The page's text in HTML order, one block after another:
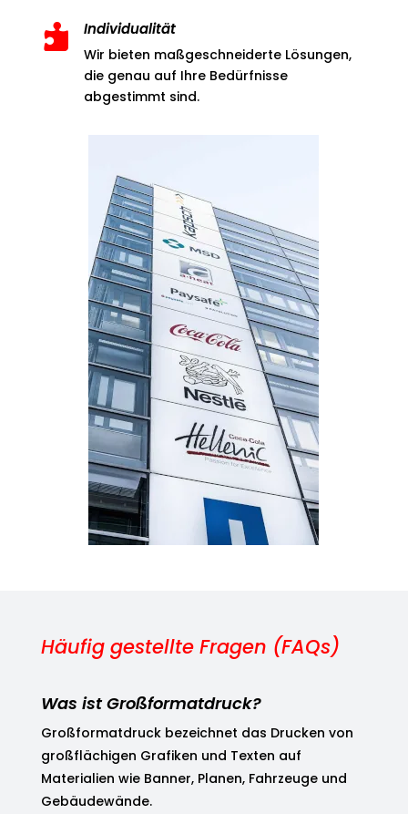
 Individualität
Wir bieten maßgeschneiderte Lösungen,
die genau auf Ihre Bedürfnisse
abgestimmt sind.
Häufig gestellte Fragen (FAQs)
Was ist Großformatdruck?
Großformatdruck bezeichnet das Drucken von
großflächigen Grafiken und Texten auf
Materialien wie Banner, Planen, Fahrzeuge und
Gebäudewände.